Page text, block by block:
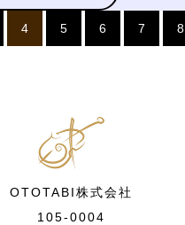
4 5 6 7 8
OTOTABI株式会社
105-0004